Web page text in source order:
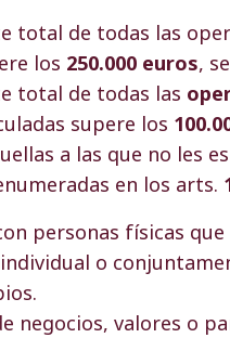
total de todas las
los 250.000 euros,
total de todas las
supere los
a las que no les
en los arts.
personas físicas
o
negocios, valores o